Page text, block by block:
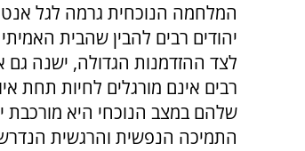
המלחמה הנוכחית גרמה לגל
יהודים רבים להבין שהבית
לצד ההזדמנות הגדולה, ישנה גם
רבים אינם מורגלים לחיות תחת
שלהם במצב הנוכחי היא מורכבת
התמיכה הנפשית והרגשית